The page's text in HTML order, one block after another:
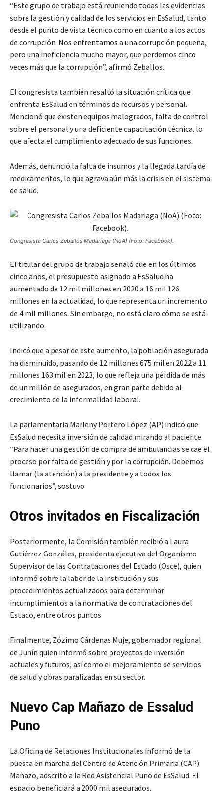
“Este grupo de trabajo está reuniendo todas las evidencias
sobre la gestión y calidad de los servicios en EsSalud, tanto
desde el punto de vista técnico como en cuanto a los actos
de corrupción. Nos enfrentamos a una corrupción pequeña,
pero una ineficiencia mucho mayor, que perdemos cinco
veces más que la corrupción”, afirmó Zeballos.
El congresista también resaltó la situación crítica que
enfrenta EsSalud en términos de recursos y personal.
Mencionó que existen equipos malogrados, falta de control
sobre el personal y una deficiente capacitación técnica, lo
que afecta el cumplimiento adecuado de sus funciones.
Además, denunció la falta de insumos y la llegada tardía de
medicamentos, lo que agrava aún más la crisis en el sistema
de salud.
Congresista Carlos Zeballos Madariaga (NoA) (Foto: Facebook).
El titular del grupo de trabajo señaló que en los últimos
cinco años, el presupuesto asignado a EsSalud ha
aumentado de 12 mil millones en 2020 a 16 mil 126
millones en la actualidad, lo que representa un incremento
de 4 mil millones. Sin embargo, no está claro cómo se está
utilizando.
Indicó que a pesar de este aumento, la población asegurada
ha disminuido, pasando de 12 millones 675 mil en 2022 a 11
millones 163 mil en 2023, lo que refleja una pérdida de más
de un millón de asegurados, en gran parte debido al
crecimiento de la informalidad laboral.
La parlamentaria Marleny Portero López (AP) indicó que
EsSalud necesita inversión de calidad mirando al paciente.
“Para hacer una gestión de compra de ambulancias se cae el
proceso por falta de gestión y por la corrupción. Debemos
llamar (la atención) a la presidente y a todos los
funcionarios”, sostuvo.
Otros invitados en Fiscalización
Posteriormente, la Comisión también recibió a Laura
Gutiérrez Gonzáles, presidenta ejecutiva del Organismo
Supervisor de las Contrataciones del Estado (Osce), quien
informó sobre la labor de la institución y sus
procedimientos actualizados para determinar
incumplimientos a la normativa de contrataciones del
Estado, entre otros puntos.
Finalmente, Zózimo Cárdenas Muje, gobernador regional
de Junín quien informó sobre proyectos de inversión
actuales y futuros, así como el mejoramiento de servicios
de salud y obras paralizadas en su sector.
Nuevo Cap Mañazo de Essalud
Puno
La Oficina de Relaciones Institucionales informó de la
puesta en marcha del Centro de Atención Primaria (CAP)
Mañazo, adscrito a la Red Asistencial Puno de EsSalud. El
espacio beneficiará a 2000 mil asegurados.